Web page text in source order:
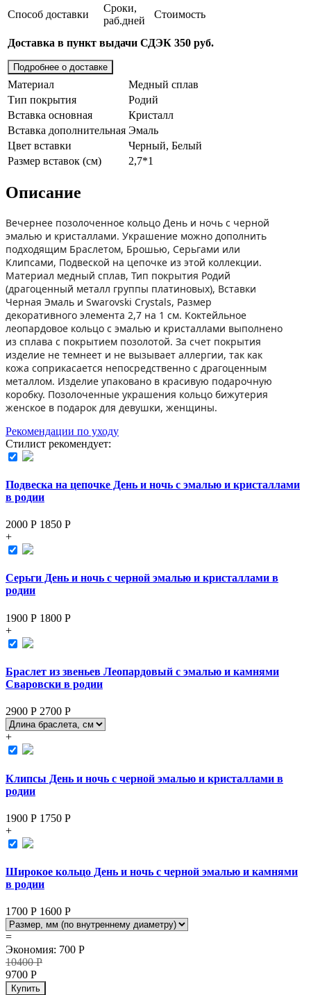
Способ доставки
Сроки,
раб.дней
Стоимость
Доставка в пункт выдачи СДЭК 350 руб.
Подробнее о доставке
Материал
Медный сплав
Тип покрытия
Родий
Вставка основная
Кристалл
Вставка дополнительная Эмаль
Цвет вставки
Черный, Белый
Размер вставок (см)
2,7*1
Описание
Вечернее позолоченное кольцо День и ночь с черной
эмалью и кристаллами. Украшение можно дополнить
подходящим Браслетом, Брошью, Серьгами или
Клипсами, Подвеской на цепочке из этой коллекции.
Материал медный сплав, Тип покрытия Родий
(драгоценный металл группы платиновых), Вставки
Черная Эмаль и Swarovski Crystals, Размер
декоративного элемента 2,7 на 1 см. Коктейльное
леопардовое кольцо с эмалью и кристаллами выполнено
из сплава с покрытием позолотой. За счет покрытия
изделие не темнеет и не вызывает аллергии, так как
кожа соприкасается непосредственно с драгоценным
металлом. Изделие упаковано в красивую подарочную
коробку. Позолоченные украшения кольцо бижутерия
женское в подарок для девушки, женщины.
Рекомендации по уходу
Стилист рекомендует:
Подвеска на цепочке День и ночь с эмалью и кристаллами
в родии
2000 Р 1850 Р
+
Серьги День и ночь с черной эмалью и кристаллами в
родии
1900 Р 1800 Р
+
Браслет из звеньев Леопардовый с эмалью и камнями
Сваровски в родии
2900 Р 2700 Р
+
Клипсы День и ночь с черной эмалью и кристаллами в
родии
1900 Р 1750 Р
+
Широкое кольцо День и ночь с черной эмалью и камнями
в родии
1700 Р 1600 Р
=
Экономия: 700 Р
10400Р
9700 Р
Купить